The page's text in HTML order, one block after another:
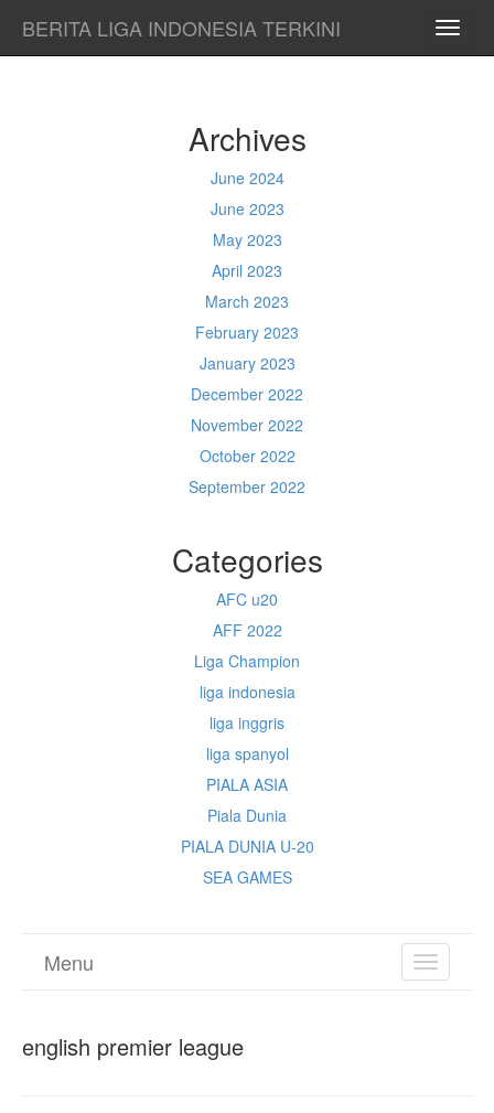
BERITA LIGA INDONESIA TERKINI
Archives
June 2024
June 2023
May 2023
April 2023
March 2023
February 2023
January 2023
December 2022
November 2022
October 2022
September 2022
Categories
AFC u20
AFF 2022
Liga Champion
liga indonesia
liga inggris
liga spanyol
PIALA ASIA
Piala Dunia
PIALA DUNIA U-20
SEA GAMES
TOGGLE
Menu
english premier league